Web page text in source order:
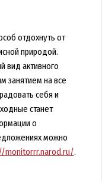
отдохнуть от
природой.
вид активного
занятием на все
себя и
станет
о
можно
monitorrr.narod.ru/.